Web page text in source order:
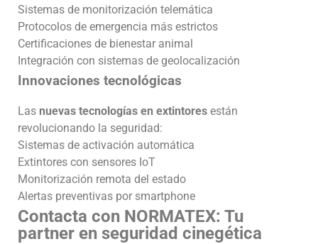
Sistemas de monitorización telemática
Protocolos de emergencia más estrictos
Certificaciones de bienestar animal
Integración con sistemas de geolocalización
Innovaciones tecnológicas
Las nuevas tecnologías en extintores están
revolucionando la seguridad:
Sistemas de activación automática
Extintores con sensores IoT
Monitorización remota del estado
Alertas preventivas por smartphone
Contacta con NORMATEX: Tu
partner en seguridad cinegética